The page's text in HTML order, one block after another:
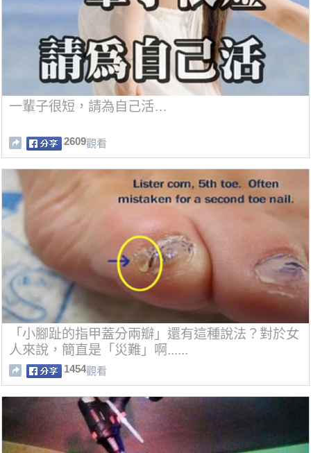
一輩子很短，請為自己活…
2609觀看
「小腳趾的指甲蓋分兩瓣」還有這種說法？對於女
人來說，簡直是「災難」啊......
1454觀看